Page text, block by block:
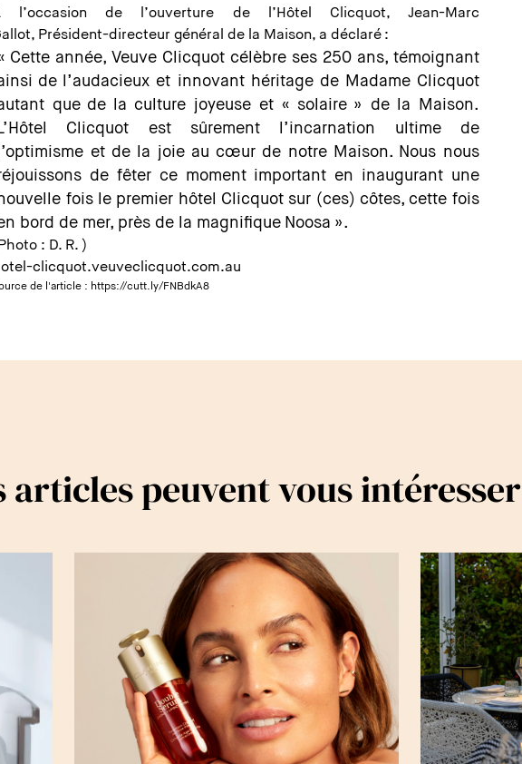
l’occasion de l’ouverture de l’Hôtel Clicquot, Jean-Marc
Président-directeur général de la Maison, a déclaré :
Cette année, Veuve Clicquot célèbre ses 250 ans, témoignant
de l’audacieux et innovant héritage de Madame Clicquot
que de la culture joyeuse et « solaire » de la Maison.
L’Hôtel Clicquot est sûrement l’incarnation ultime de
l’optimisme et de la joie au cœur de notre Maison. Nous nous
de fêter ce moment important en inaugurant une
fois le premier hôtel Clicquot sur (ces) côtes, cette fois
bord de mer, près de la magnifique Noosa ».
: D. R. )
clicquot.veuveclicquot.com.au
de l'article : https://cutt.ly/FNBdkA8
articles peuvent vous intéresser